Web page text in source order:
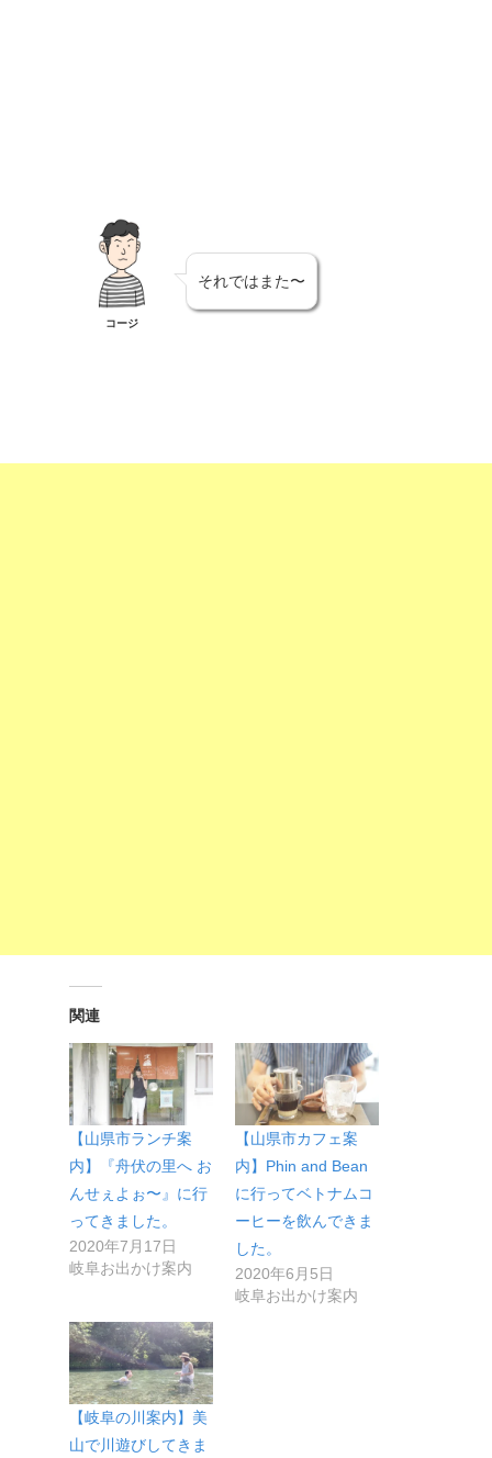
コージ
それではまた〜
関連
【山県市ランチ案
内】『舟伏の里へ お
んせぇよぉ〜』に行
ってきました。
2020年7月17日
岐阜お出かけ案内
【山県市カフェ案
内】Phin and Bean
に行ってベトナムコ
ーヒーを飲んできま
した。
2020年6月5日
岐阜お出かけ案内
【岐阜の川案内】美
山で川遊びしてきま